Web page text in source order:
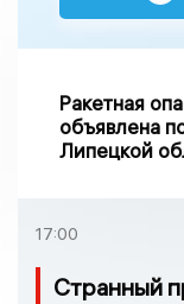
Ракетная
объявлена
Липецкой
17:00
Странный